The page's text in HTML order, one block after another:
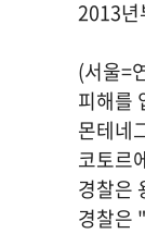
2013년
(서울=
피해를
몬테네
코토르
경찰은
경찰은